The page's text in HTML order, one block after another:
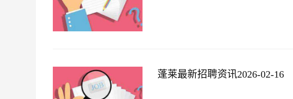
蓬莱最新招聘资讯2026-02-16